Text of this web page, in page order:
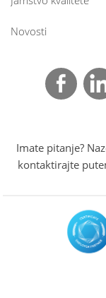
Novosti
Imate pitanje?
kontaktirajte